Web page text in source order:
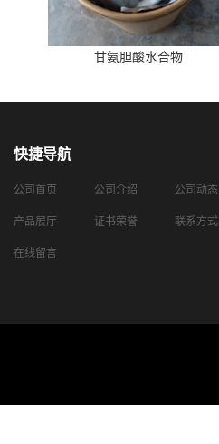
甘氨胆酸水合物
快捷导航
公司首页 公司介绍 公司动态
产品展厅 证书荣誉 联系方式
在线留言